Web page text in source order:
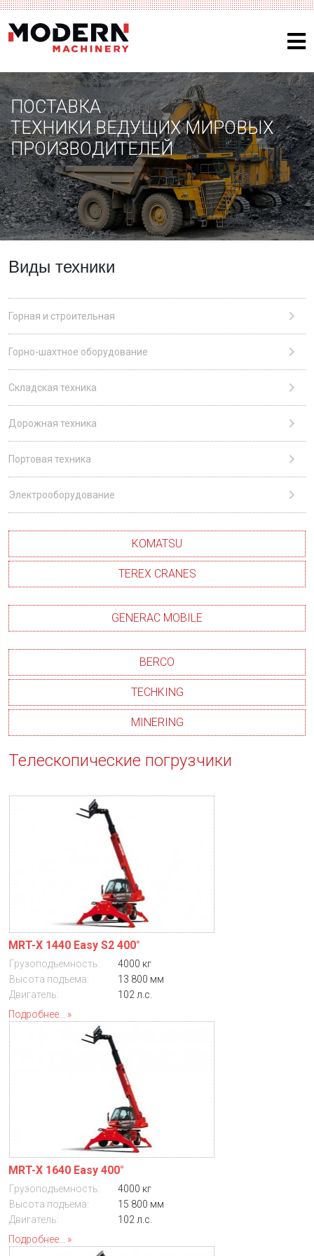
ПОСТАВКА
ТЕХНИКИ ВЕДУЩИХ МИРОВЫХ
ПРОИЗВОДИТЕЛЕЙ
Виды техники
Горная и строительная
Горно-шахтное оборудование
Складская техника
Дорожная техника
Портовая техника
Электрооборудование
KOMATSU
TEREX CRANES
GENERAC MOBILE
BERCO
TECHKING
MINERING
Телескопические погрузчики
MRT-X 1440 Easy S2 400°
Грузоподъемность:
4000 кг
Высота подъема:
13 800 мм
Двигатель:
102 л.с.
Подробнее...
MRT-X 1640 Easy 400°
Грузоподъемность:
4000 кг
Высота подъема:
15 800 мм
Двигатель:
102 л.с.
Подробнее...